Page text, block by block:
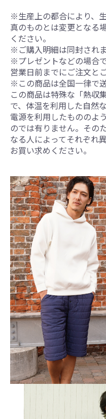
※生産上の都合により、
真のものとは変更となる
ください。
※ご購入明細は同封されま
※プレゼントなどの場合
営業日前までにご注文と
※この商品は全国一律で送
この商品は特殊な「熱収
で、体温を利用した自然
電源を利用したもののよ
のでは有りません。その
なる人によってそれぞれ
お買い求めください。